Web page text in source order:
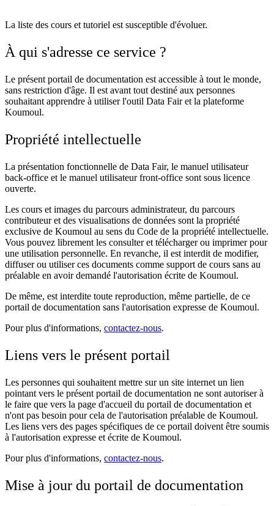
La liste des cours et tutoriel est susceptible d'évoluer.
À qui s'adresse ce service ?
Le présent portail de documentation est accessible à tout le monde,
sans restriction d'âge. Il est avant tout destiné aux personnes
souhaitant apprendre à utiliser l'outil Data Fair et la plateforme
Koumoul.
Propriété intellectuelle
La présentation fonctionnelle de Data Fair, le manuel utilisateur
back-office et le manuel utilisateur front-office sont sous licence
ouverte.
Les cours et images du parcours administrateur, du parcours
contributeur et des visualisations de données sont la propriété
exclusive de Koumoul au sens du Code de la propriété intellectuelle.
Vous pouvez librement les consulter et télécharger ou imprimer pour
une utilisation personnelle. En revanche, il est interdit de modifier,
diffuser ou utiliser ces documents comme support de cours sans au
préalable en avoir demandé l'autorisation écrite de Koumoul.
De même, est interdite toute reproduction, même partielle, de ce
portail de documentation sans l'autorisation expresse de Koumoul.
Pour plus d'informations, contactez-nous.
Liens vers le présent portail
Les personnes qui souhaitent mettre sur un site internet un lien
pointant vers le présent portail de documentation ne sont autoriser à
le faire que vers la page d'accueil du portail de documentation et
n'ont pas besoin pour cela de l'autorisation préalable de Koumoul.
Les liens vers des pages spécifiques de ce portail doivent être soumis
à l'autorisation expresse et écrite de Koumoul.
Pour plus d'informations, contactez-nous.
Mise à jour du portail de documentation